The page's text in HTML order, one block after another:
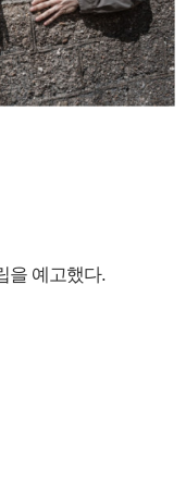
을 예고했다.